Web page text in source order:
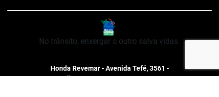
No trânsito, enxergar o outro salva vidas.